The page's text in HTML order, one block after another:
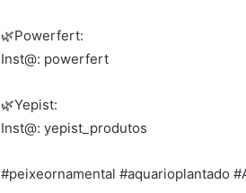
🌿Powerfert:
Inst@: powerfert
🌿Yepist:
Inst@: yepist_produtos
#peixeornamental #aquarioplantado